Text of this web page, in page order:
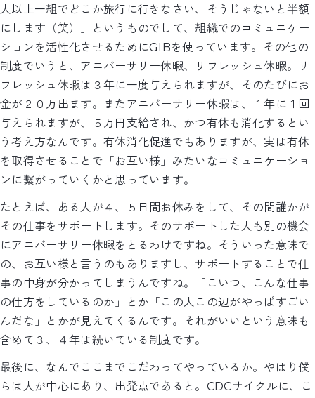
人以上一組でどこか旅行に行きなさい、そうじゃないと半額
にします（笑）」というものでして、組織でのコミュニケー
ションを活性化させるためにGIBを使っています。その他の
制度でいうと、アニバーサリー休暇、リフレッシュ休暇。リ
フレッシュ休暇は３年に一度与えられますが、そのたびにお
金が２０万出ます。またアニバーサリー休暇は、１年に１回
与えられますが、５万円支給され、かつ有休も消化するとい
う考え方なんです。有休消化促進でもありますが、実は有休
を取得させることで「お互い様」みたいなコミュニケーショ
ンに繋がっていくかと思っています。
たとえば、ある人が４、５日間お休みをして、その間誰かが
その仕事をサポートします。そのサポートした人も別の機会
にアニバーサリー休暇をとるわけですね。そういった意味で
の、お互い様と言うのもありますし、サポートすることで仕
事の中身が分かってしまうんですね。「こいつ、こんな仕事
の仕方をしているのか」とか「この人この辺がやっぱすごい
んだな」とかが見えてくるんです。それがいいという意味も
含めて３、４年は続いている制度です。
最後に、なんでここまでこだわってやっているか。やはり僕
らは人が中心にあり、出発点であると。CDCサイクルに、こ